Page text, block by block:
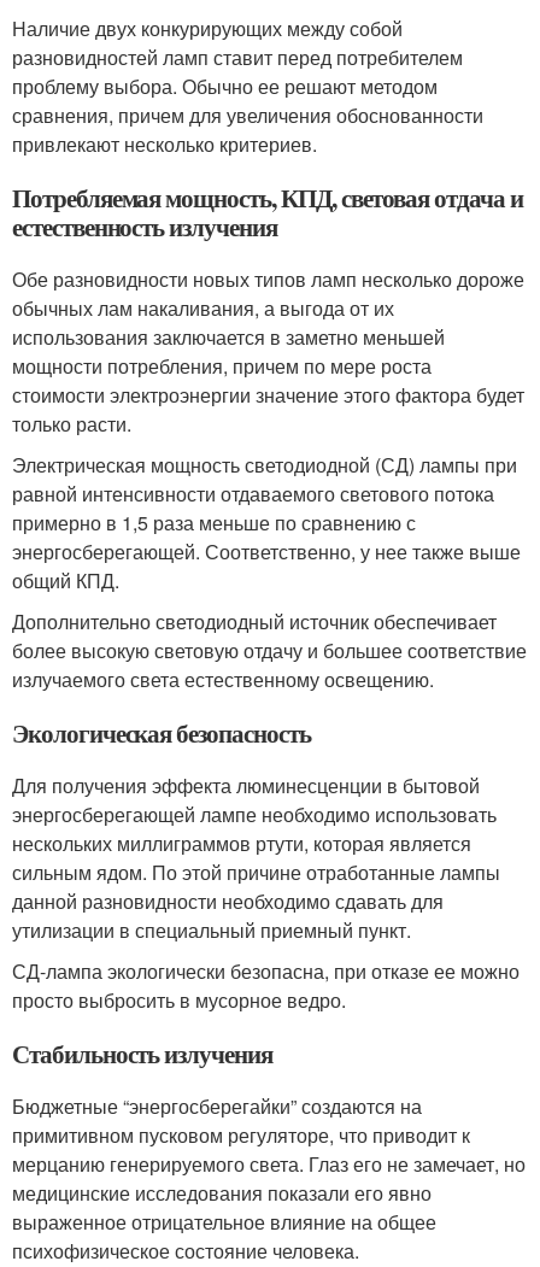
Наличие двух конкурирующих между собой
разновидностей ламп ставит перед потребителем
проблему выбора. Обычно ее решают методом
сравнения, причем для увеличения обоснованности
привлекают несколько критериев.
Потребляемая мощность, КПД, световая отдача и
естественность излучения
Обе разновидности новых типов ламп несколько дороже
обычных лам накаливания, а выгода от их
использования заключается в заметно меньшей
мощности потребления, причем по мере роста
стоимости электроэнергии значение этого фактора будет
только расти.
Электрическая мощность светодиодной (СД) лампы при
равной интенсивности отдаваемого светового потока
примерно в 1,5 раза меньше по сравнению с
энергосберегающей. Соответственно, у нее также выше
общий КПД.
Дополнительно светодиодный источник обеспечивает
более высокую световую отдачу и большее соответствие
излучаемого света естественному освещению.
Экологическая безопасность
Для получения эффекта люминесценции в бытовой
энергосберегающей лампе необходимо использовать
нескольких миллиграммов ртути, которая является
сильным ядом. По этой причине отработанные лампы
данной разновидности необходимо сдавать для
утилизации в специальный приемный пункт.
СД-лампа экологически безопасна, при отказе ее можно
просто выбросить в мусорное ведро.
Стабильность излучения
Бюджетные “энергосберегайки” создаются на
примитивном пусковом регуляторе, что приводит к
мерцанию генерируемого света. Глаз его не замечает, но
медицинские исследования показали его явно
выраженное отрицательное влияние на общее
психофизическое состояние человека.